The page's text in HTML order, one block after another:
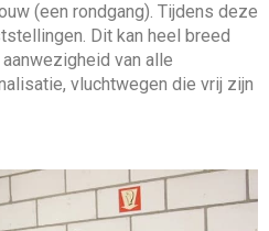
(een rondgang). Tijdens deze
Dit kan heel breed
van alle
vluchtwegen die vrij zijn